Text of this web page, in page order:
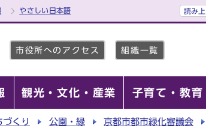
やさしい日本語 読み
市役所へのアクセス 組織一覧
観光・文化・産業 子育て・教育
づくり 公園・緑 京都市都市緑化審議会